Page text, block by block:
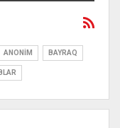
ANONIM BAYRAQ